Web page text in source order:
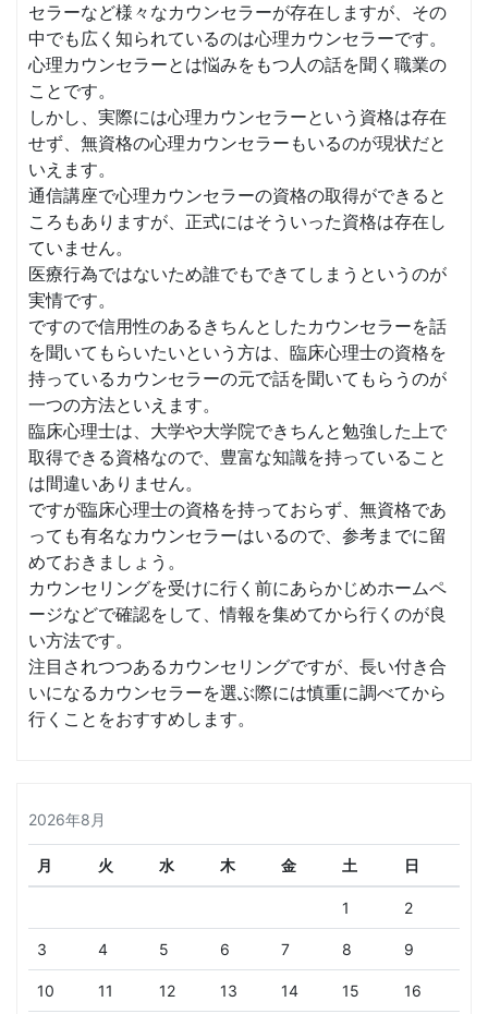
セラーなど様々なカウンセラーが存在しますが、その
中でも広く知られているのは心理カウンセラーです。
心理カウンセラーとは悩みをもつ人の話を聞く職業の
ことです。
しかし、実際には心理カウンセラーという資格は存在
せず、無資格の心理カウンセラーもいるのが現状だと
いえます。
通信講座で心理カウンセラーの資格の取得ができると
ころもありますが、正式にはそういった資格は存在し
ていません。
医療行為ではないため誰でもできてしまうというのが
実情です。
ですので信用性のあるきちんとしたカウンセラーを話
を聞いてもらいたいという方は、臨床心理士の資格を
持っているカウンセラーの元で話を聞いてもらうのが
一つの方法といえます。
臨床心理士は、大学や大学院できちんと勉強した上で
取得できる資格なので、豊富な知識を持っていること
は間違いありません。
ですが臨床心理士の資格を持っておらず、無資格であ
っても有名なカウンセラーはいるので、参考までに留
めておきましょう。
カウンセリングを受けに行く前にあらかじめホームペ
ージなどで確認をして、情報を集めてから行くのが良
い方法です。
注目されつつあるカウンセリングですが、長い付き合
いになるカウンセラーを選ぶ際には慎重に調べてから
行くことをおすすめします。
2026年8月
月 火 水 木 金 土 日
1 2
3 4 5 6 7 8 9
10 11 12 13 14 15 16